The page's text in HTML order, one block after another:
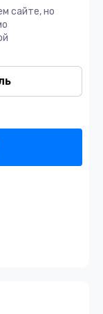
сайте, но